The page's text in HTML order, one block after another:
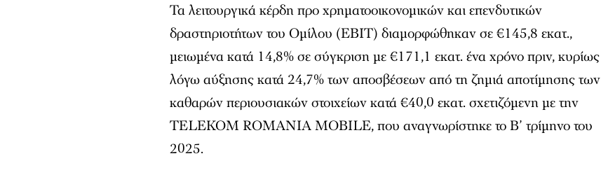
Τα λειτουργικά κέρδη προ χρηματοοικονομικών και επενδυτικών
δραστηριοτήτων του Ομίλου (EBIT) διαμορφώθηκαν σε €145,8 εκατ.,
μειωμένα κατά 14,8% σε σύγκριση με €171,1 εκατ. ένα χρόνο πριν, κυρίως
λόγω αύξησης κατά 24,7% των αποσβέσεων από τη ζημιά αποτίμησης των
καθαρών περιουσιακών στοιχείων κατά €40,0 εκατ. σχετιζόμενη με την
TELEKOM ROMANIA MOBILE, που αναγνωρίστηκε το Β’ τρίμηνο του
2025.